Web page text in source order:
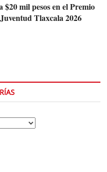
$20 mil pesos en el Premio
Tlaxcala 2026